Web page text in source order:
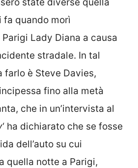
fa quando morì
Lady Diana a causa
stradale. In tal
farlo è Steve Davies,
fino alla metà
che in un’intervista al
‘ ha dichiarato che se fosse
dell’auto su cui
quella notte a Parigi,